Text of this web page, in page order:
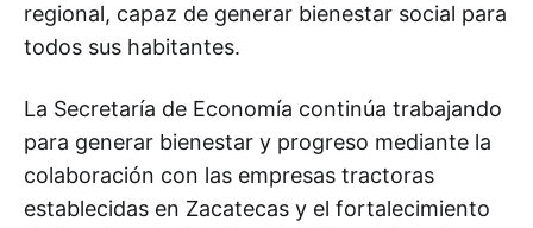
regional, capaz de generar bienestar social para
todos sus habitantes.
La Secretaría de Economía continúa trabajando
para generar bienestar y progreso mediante la
colaboración con las empresas tractoras
establecidas en Zacatecas y el fortalecimiento